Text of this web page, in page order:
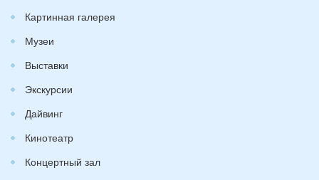
Картинная галерея
Музеи
Выставки
Экскурсии
Дайвинг
Кинотеатр
Концертный зал